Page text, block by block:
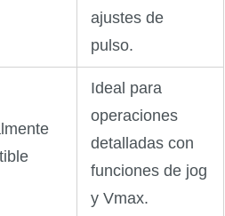
ajustes de
pulso.
Ideal para
operaciones
detalladas con
funciones de jog
y Vmax.